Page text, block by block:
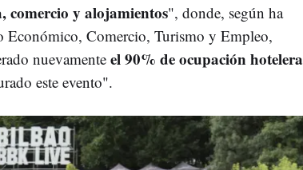
comercio y alojamientos", donde, según ha
Económico, Comercio, Turismo y Empleo,
nuevamente el 90% de ocupación hotelera
este evento".